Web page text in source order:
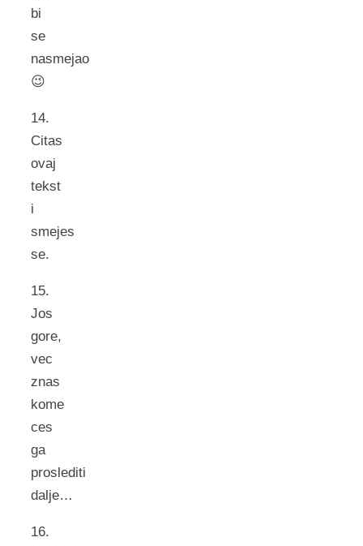
bi
se
nasmejao
😉
14.
Citas
ovaj
tekst
i
smejes
se.
15.
Jos
gore,
vec
znas
kome
ces
ga
proslediti
dalje…
16.